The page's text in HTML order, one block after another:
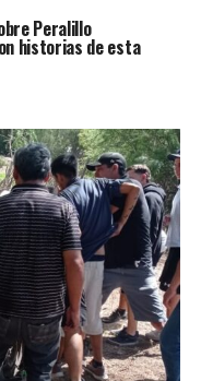
Peralillo
historias de esta